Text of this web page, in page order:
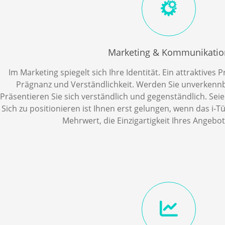
Marketing &
Im Marketing spiegelt sich Ihre Identität. Ein attraktives
Prägnanz und Verständlichkeit. Werden Sie
Präsentieren Sie sich verständlich und gegenständlich.
Sich zu positionieren ist Ihnen erst gelungen, wenn das i-
Mehrwert, die Einzigartigkeit Ihres